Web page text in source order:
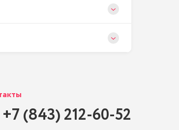
+7 (843) 212-60-52